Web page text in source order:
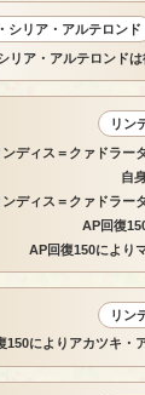
シリア・アルテロンド
リア・アルテロンドは
リン
ンディス＝クァドラー
自
ンディス＝クァドラー
AP回復
AP回復150により
リン
150によりアカツキ・